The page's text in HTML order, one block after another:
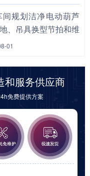
规划洁净电动葫芦
、吊具换型节拍和维
么要一起前置核算？
01
和服务供应商
免费提供方案